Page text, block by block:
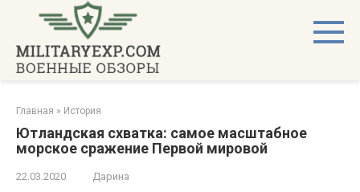
контенту
Главная » История
Ютландская схватка: самое масштабное
морское сражение Первой мировой
22.03.2020 Дарина